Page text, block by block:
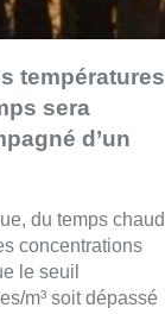
températures
sera
d’un
du temps chaud
concentrations
le seuil
m³ soit dépassé